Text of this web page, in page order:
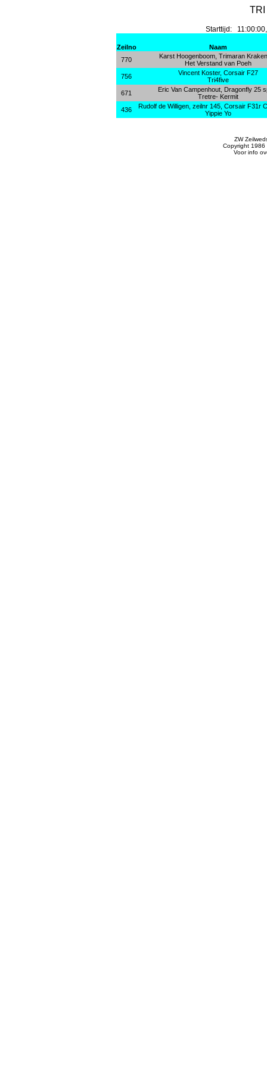
TRI
Starttijd:
Zeilno
Naam
770
Karst Hoogenboom, Trimaran
Het Verstand van Poeh
756
Vincent Koster, Corsair F27
Tri4five
671
Eric Van Campenhout, Dragonfly 25
Tretre- Kermit
436
Rudolf de Willigen, zeilnr 145, Corsair F31r
Yippie Yo
ZW
Copyright 1986
Voor info